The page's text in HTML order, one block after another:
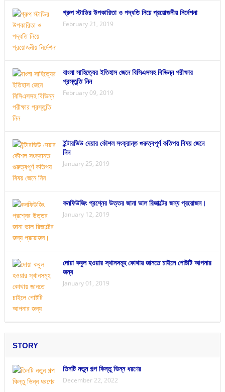
গ্রুপ স্টাডির উপকারিতা ও পদ্ধতি নিয়ে প্রয়োজনীয় নির্দেশনা
February 21, 2019
বাংলা সাহিত্যের ইতিহাস জেনে বিসিএসসহ বিভিন্ন পরীক্ষার
প্রস্তুতি নিন
February 09, 2019
ইন্টারভিউ দেয়ার কৌশল সংক্রান্ত গুরুত্বপূর্ণ কতিপয় বিষয় জেনে
নিন
January 25, 2019
কনফিউজিং প্রশ্নের উত্তর জানা ভাল রিজাল্টের জন্য প্রয়োজন।
January 12, 2019
দোয়া কবুল হওয়ার স্থানসমূহ কোথায় জানতে চাইলে পোষ্টটি আপনার
জন্য
January 01, 2019
STORY
তিনটি নতুন গল্প কিন্তু ভিন্ন ধরণের
December 22, 2022